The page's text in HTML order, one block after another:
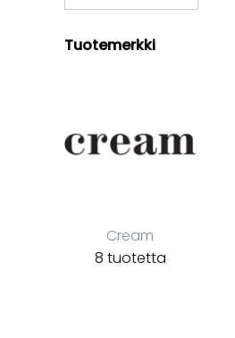
Tuotemerkki
Cream
8 tuotetta